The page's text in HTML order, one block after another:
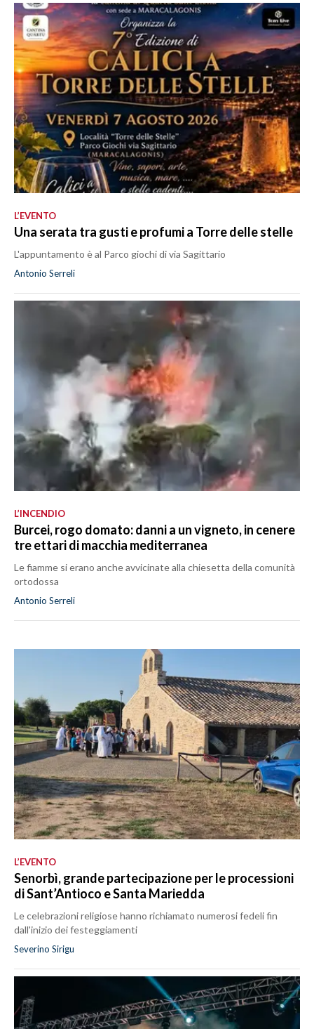
L’EVENTO
Una serata tra gusti e profumi a Torre delle stelle
L'appuntamento è al Parco giochi di via Sagittario
Antonio Serreli
L’INCENDIO
Burcei, rogo domato: danni a un vigneto, in cenere
tre ettari di macchia mediterranea
Le fiamme si erano anche avvicinate alla chiesetta della comunità
ortodossa
Antonio Serreli
L’EVENTO
Senorbì, grande partecipazione per le processioni
di Sant’Antioco e Santa Mariedda
Le celebrazioni religiose hanno richiamato numerosi fedeli fin
dall'inizio dei festeggiamenti
Severino Sirigu